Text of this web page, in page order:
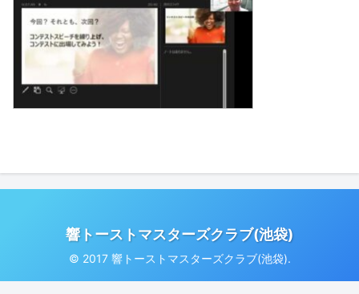
響トーストマスターズクラブ(池袋)
© 2017 響トーストマスターズクラブ(池袋).